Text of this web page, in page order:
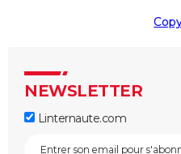
NEWSLETTER
Linternaute.com